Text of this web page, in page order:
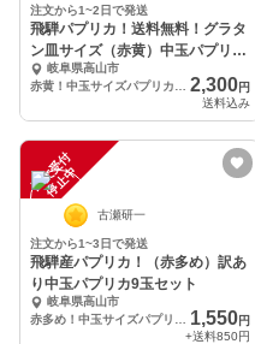
注文から1~2日で発送
飛騨パプリカ！送料無料！グラタ
ン皿サイズ（赤黄）中玉パプリカ
10玉セット
岐阜県高山市
2,300円
送料込み
注
文
受
付
停
止
中
古瀬研一
注文から1~3日で発送
飛騨産パプリカ！（赤多め）訳あ
り中玉パプリカ9玉セット
岐阜県高山市
1,550円
+送料850円